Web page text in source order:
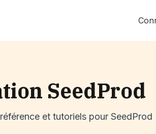
SeedProd
et tutoriels pour SeedProd